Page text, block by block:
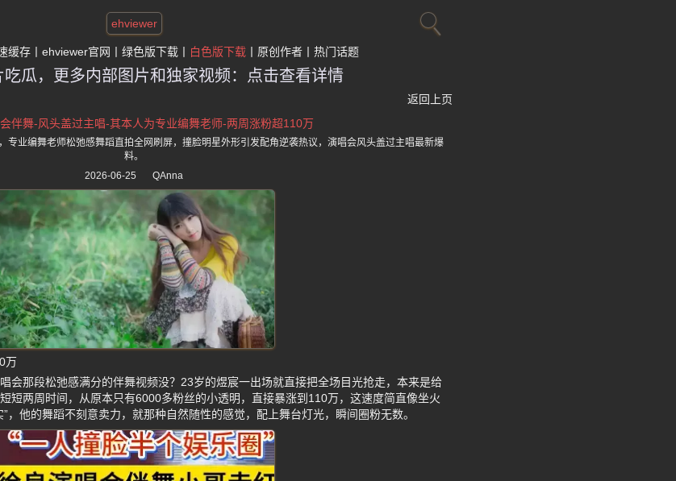
ehviewer
缓存 ehviewer官网 绿色版下载 白色版下载 原创作者 热门话题
吃瓜，更多内部图片和独家视频：点击查看详情
返回上页
伴舞-风头盖过主唱-其本人为专业编舞老师-两周涨粉超110万
专业编舞老师松弛感舞蹈直拍全网刷屏，撞脸明星外形引发配角逆袭热议，演唱会风头盖过主唱最新爆
料。
2026-06-25
QAnna
万
会那段松弛感满分的伴舞视频没？23岁的煜宸一出场就直接把全场目光抢走，本来是给
短两周时间，从原本只有6000多粉丝的小透明，直接暴涨到110万，这速度简直像坐火
，他的舞蹈不刻意卖力，就那种自然随性的感觉，配上舞台灯光，瞬间圈粉无数。